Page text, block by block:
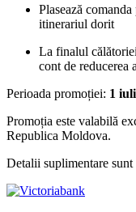
Plasează
itinerariul dorit
La finalul
cont de reducerea
Perioada promoției: 1
Promoția este valabilă
Republica Moldova.
Detalii suplimentare